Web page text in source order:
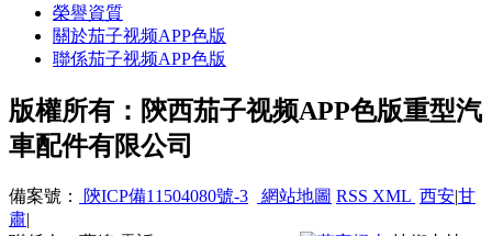
榮譽資質
關於茄子视频APP色版
聯係茄子视频APP色版
版權所有：陝西茄子视频APP色版重型汽
車配件有限公司
備案號： 陝ICP備11504080號-3 網站地圖 RSS XML 西安|甘
肅|